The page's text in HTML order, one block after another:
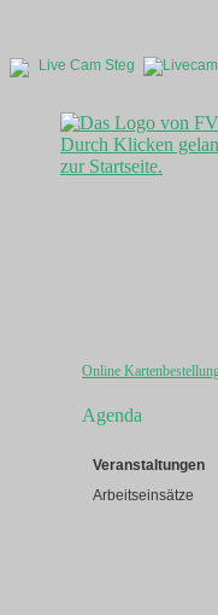
Live Cam Steg
Online
Agenda
Veranstaltungen
Arbeitseinsätze